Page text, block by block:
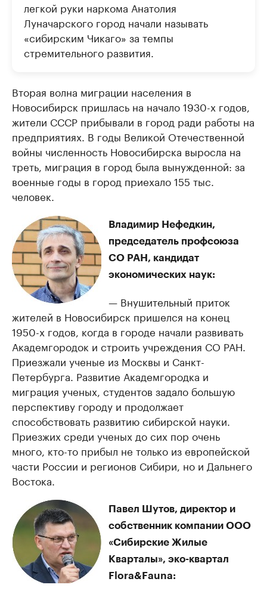
легкой руки наркома Анатолия
Луначарского город начали называть
«сибирским Чикаго» за темпы
стремительного развития.
Вторая волна миграции населения в
Новосибирск пришлась на начало 1930-х годов,
жители СССР прибывали в город ради работы на
предприятиях. В годы Великой Отечественной
войны численность Новосибирска выросла на
треть, миграция в город была вынужденной: за
военные годы в город приехало 155 тыс.
человек.
Владимир Нефедкин,
председатель профсоюза
СО РАН, кандидат
экономических наук:
— Внушительный приток
жителей в Новосибирск пришелся на конец
1950-х годов, когда в городе начали развивать
Академгородок и строить учреждения СО РАН.
Приезжали ученые из Москвы и Санкт-
Петербурга. Развитие Академгородка и
миграция ученых, студентов задало большую
перспективу городу и продолжает
способствовать развитию сибирской науки.
Приезжих среди ученых до сих пор очень
много, кто-то прибыл не только из европейской
части России и регионов Сибири, но и Дальнего
Востока.
Павел Шутов, директор и
собственник компании ООО
«Сибирские Жилые
Кварталы», эко-квартал
Flora&Fauna: